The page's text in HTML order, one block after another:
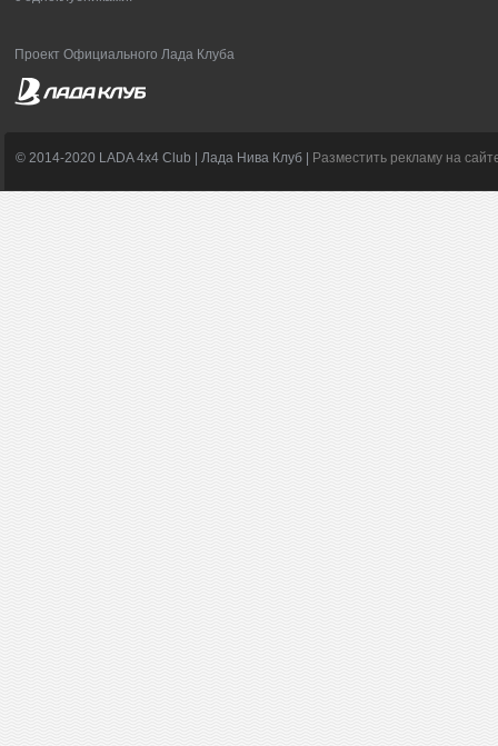
Проект Официального Лада Клуба
© 2014-2020 LADA 4x4 Club | Лада Нива Клуб | Разместить рекламу на